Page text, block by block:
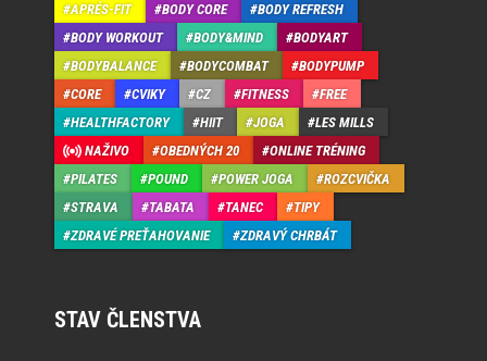
APRÉS-FIT BODY CORE
BODY REFRESH
BODY WORKOUT
BODY&MIND
BODYART
BODYBALANCE
BODYCOMBAT
BODYPUMP
CORE
CVIKY CZ FITNESS
FREE
HEALTHFACTORY
HIIT JOGA
LES MILLS
NAŽIVO
OBEDNÝCH 20
ONLINE TRÉNING
PILATES
POUND POWER JOGA
ROZCVIČKA
STRAVA
TABATA TANEC
TIPY
ZDRAVÉ PREŤAHOVANIE
ZDRAVÝ CHRBÁT
STAV ČLENSTVA